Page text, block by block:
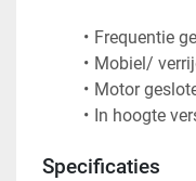
Frequentie
Mobiel/
Motor
In hoogte
Specificaties